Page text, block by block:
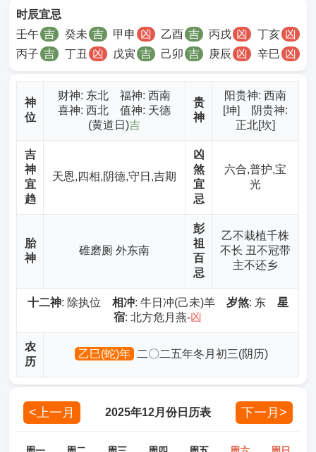
时辰宜忌
丙子 吉 丁丑 凶 戊寅 吉 己卯 吉 庚辰 凶 辛巳 凶
壬午 吉 癸未 吉 甲申 凶 乙酉 吉 丙戌 凶 丁亥 凶
神
位
财神: 东北 福神: 西南
喜神: 西北 值神: 天德
(黄道日)吉
贵
神
阳贵神: 西南
[坤] 阴贵神:
正北[坎]
吉
神
宜
趋
天恩,四相,阴德,守日,吉期
凶
煞
宜
忌
六合,普护,宝
光
胎
神
碓磨厕 外东南
彭
祖
百
忌
乙不栽植千株
不长 丑不冠带
主不还乡
十二神: 除执位 相冲: 牛日冲(己未)羊 岁煞: 东 星
宿: 北方危月燕-凶
农
历
乙巳(蛇)年 二〇二五年冬月初三(阴历)
<上一月 2025年12月份日历表 下一月>